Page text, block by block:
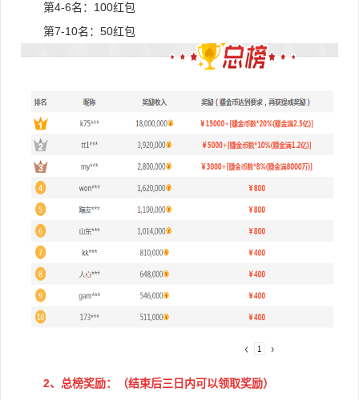
第4-6名：100红包
第7-10名：50红包
2、总榜奖励：
（结束后三日内可以领取奖励）